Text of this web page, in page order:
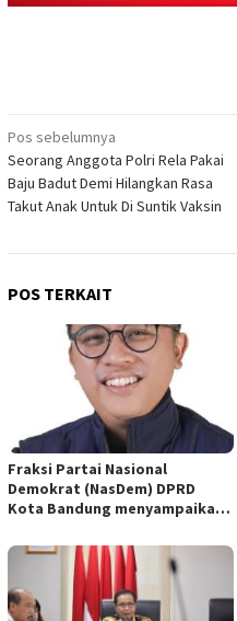
Navigasi
pos
Pos sebelumnya
Seorang Anggota Polri Rela Pakai
Baju Badut Demi Hilangkan Rasa
Takut Anak Untuk Di Suntik Vaksin
POS TERKAIT
Fraksi Partai Nasional
Demokrat (NasDem) DPRD
Kota Bandung menyampaikan
empat Rancangan Peraturan
Daerah (Raperda) yang
diajukan Pemerintah Kota
Bandung